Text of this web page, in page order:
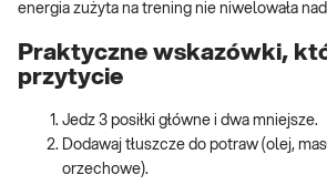
energia zużyta na trening nie niwelowała
Praktyczne wskazówki,
przytycie
Jedz 3 posiłki główne i dwa mniejsze.
Dodawaj tłuszcze do potraw (olej,
orzechowe).